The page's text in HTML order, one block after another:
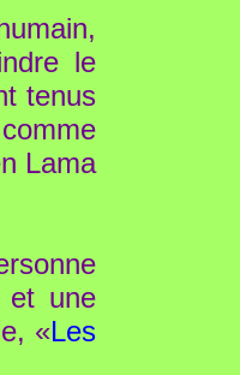
le
tenus
Lama
et une
«Les